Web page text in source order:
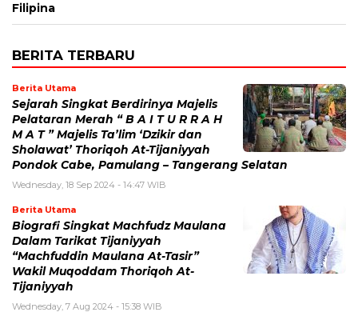
Filipina
BERITA TERBARU
Berita Utama
Sejarah Singkat Berdirinya Majelis
Pelataran Merah “ B A I T U R R A H
M A T ” Majelis Ta’lim ‘Dzikir dan
Sholawat’ Thoriqoh At-Tijaniyyah
Pondok Cabe, Pamulang – Tangerang Selatan
Wednesday, 18 Sep 2024 - 14:47 WIB
Berita Utama
Biografi Singkat Machfudz Maulana
Dalam Tarikat Tijaniyyah
“Machfuddin Maulana At-Tasir”
Wakil Muqoddam Thoriqoh At-
Tijaniyyah
Wednesday, 7 Aug 2024 - 15:38 WIB